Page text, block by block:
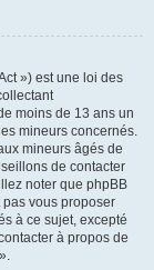
») est une loi des
moins de 13 ans un
mineurs concernés.
mineurs âgés de
de contacter
noter que phpBB
vous proposer
à ce sujet, excepté
à propos de